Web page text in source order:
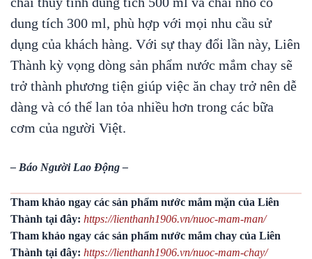
dung tích 300 ml, phù hợp với mọi nhu cầu sử
dụng của khách hàng. Với sự thay đổi lần này, Liên
Thành kỳ vọng dòng sản phẩm nước mắm chay sẽ
trở thành phương tiện giúp việc ăn chay trở nên dễ
dàng và có thể lan tỏa nhiều hơn trong các bữa
cơm của người Việt.
– Báo Người Lao Động –
Tham khảo ngay các sản phẩm nước mắm mặn của Liên
Thành tại đây: https://lienthanh1906.vn/nuoc-mam-man/
Tham khảo ngay các sản phẩm nước mắm chay của Liên
Thành tại đây: https://lienthanh1906.vn/nuoc-mam-chay/